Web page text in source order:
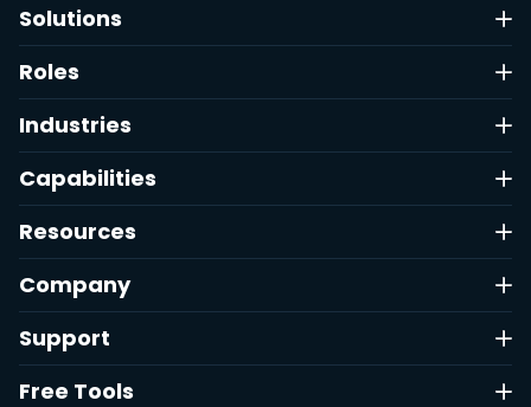
Solutions
Roles
Industries
Capabilities
Resources
Company
Support
Free Tools